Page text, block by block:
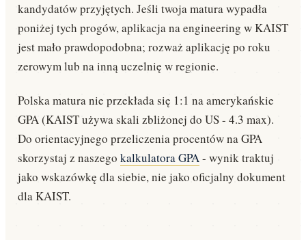
kandydatów przyjętych. Jeśli twoja matura wypadła
poniżej tych progów, aplikacja na engineering w KAIST
jest mało prawdopodobna; rozważ aplikację po roku
zerowym lub na inną uczelnię w regionie.
Polska matura nie przekłada się 1:1 na amerykańskie
GPA (KAIST używa skali zbliżonej do US - 4.3 max).
Do orientacyjnego przeliczenia procentów na GPA
skorzystaj z naszego kalkulatora GPA- wynik traktuj
jako wskazówkę dla siebie, nie jako oficjalny dokument
dla KAIST.